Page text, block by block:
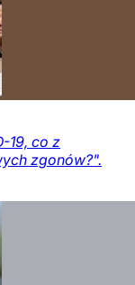
19, co z
zgonów?".